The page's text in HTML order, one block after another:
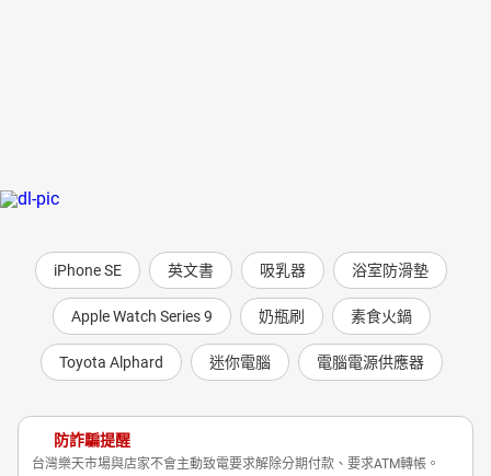
iPhone SE 英文書 吸乳器 浴室防滑墊
Apple Watch Series 9 奶瓶刷 素食火鍋
Toyota Alphard 迷你電腦 電腦電源供應器
防詐騙提醒
台灣樂天市場與店家不會主動致電要求解除分期付款、要求ATM轉帳。